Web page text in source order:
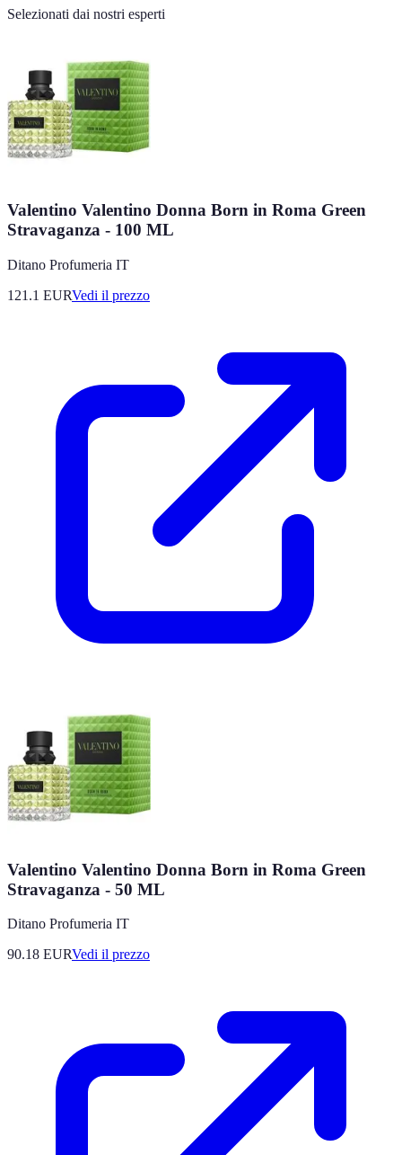
Selezionati dai nostri esperti
Valentino Valentino Donna Born in Roma Green
Stravaganza - 100 ML
Ditano Profumeria IT
121.1 EURVedi il prezzo
Valentino Valentino Donna Born in Roma Green
Stravaganza - 50 ML
Ditano Profumeria IT
90.18 EURVedi il prezzo